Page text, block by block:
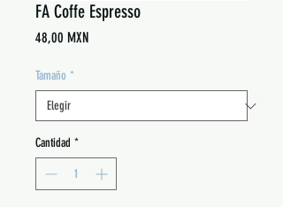
FA Coffe Espresso
48,00 MXNPrecio
Tamaño *
Cantidad *